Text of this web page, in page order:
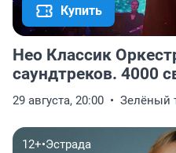
Купить
Нео Классик
саундтреков. 4000
29 августа, 20:00 Зелёный
12+•Эстрада